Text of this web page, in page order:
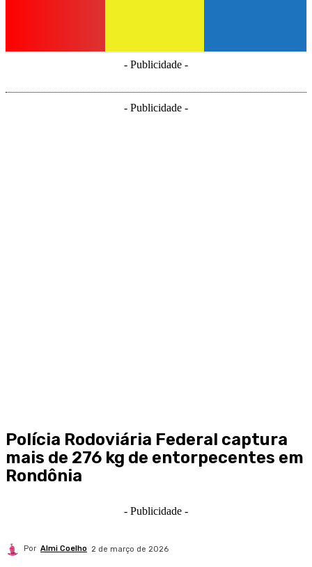
- Publicidade -
- Publicidade -
Polícia Rodoviária Federal captura
mais de 276 kg de entorpecentes em
Rondônia
- Publicidade -
Por Almi Coelho 2 de março de 2026